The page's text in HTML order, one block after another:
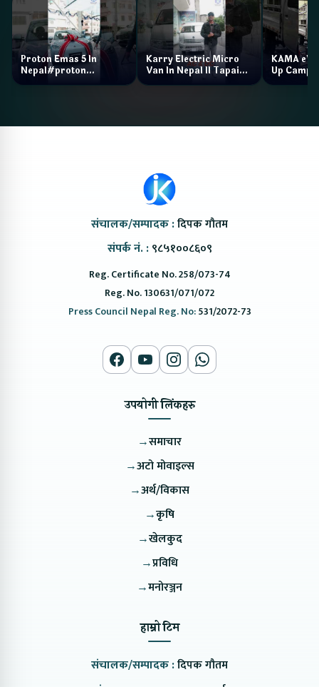
Proton Emas 5 In
Nepal#proton
#protonemas5#protonnepal#evcarnepal
Karry Electric Micro
Van In Nepal II Tapaiko
Bazar II Jankari
KAMA eV
Up Camp
संचालक/सम्पादक :दिपक गौतम
संपर्क नं. : ९८५१००८६०९
Reg. Certificate No. 258/073-74
Reg. No. 130631/071/072
Press Council Nepal Reg. No:531/2072-73
उपयोगी लिंकहरु
→समाचार
→अटो मोवाइल्स
→अर्थ/विकास
→कृषि
→खेलकुद
→प्रविधि
→मनोरञ्जन
हाम्रो टिम
संचालक/सम्पादक :दिपक गौतम